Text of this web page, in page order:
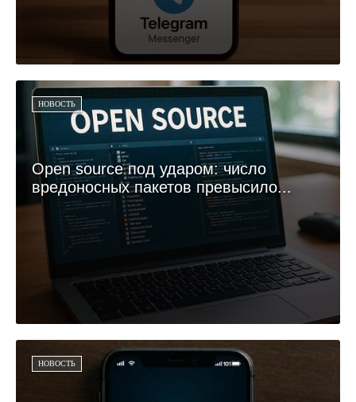
НОВОСТЬ
Open source под ударом: число
вредоносных пакетов превысило...
НОВОСТЬ